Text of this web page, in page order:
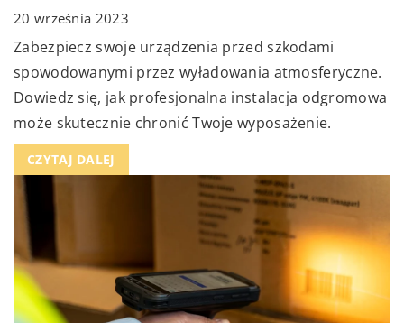
20 września 2023
Zabezpiecz swoje urządzenia przed szkodami
spowodowanymi przez wyładowania atmosferyczne.
Dowiedz się, jak profesjonalna instalacja odgromowa
może skutecznie chronić Twoje wyposażenie.
CZYTAJ DALEJ